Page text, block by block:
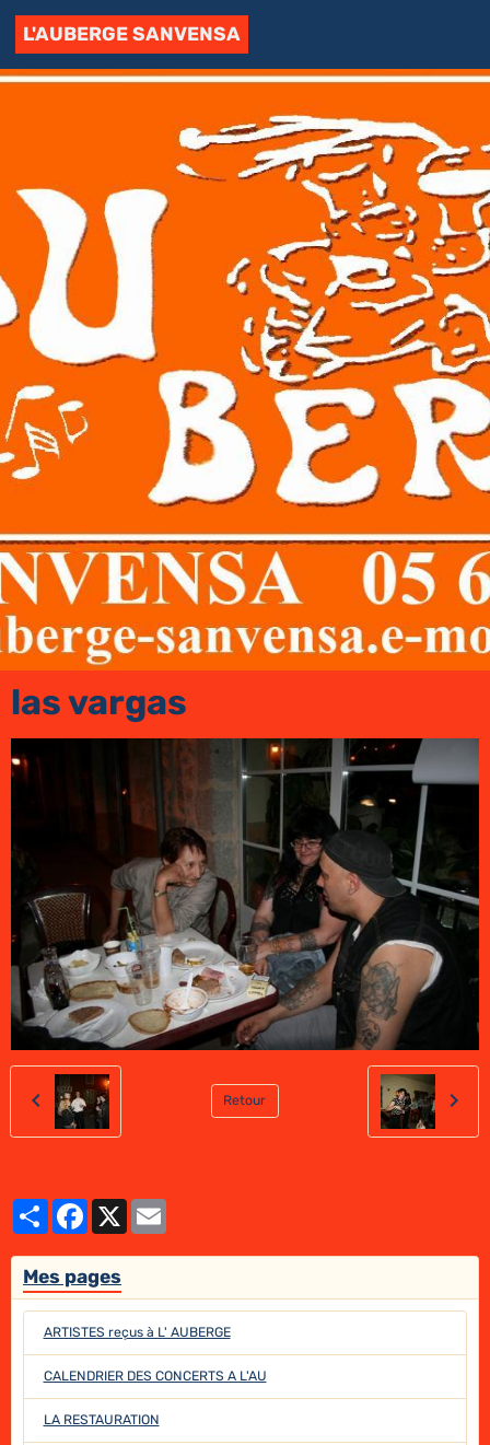
L'AUBERGE SANVENSA
las vargas
Retour
PartagerFacebook
X
Mes pages
ARTISTES reçus à L' AUBERGE
CALENDRIER DES CONCERTS A L'AU
LA RESTAURATION